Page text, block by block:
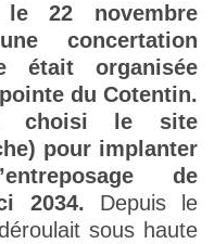
le 22 novembre
concertation
était organisée
du Cotentin.
choisi le site
pour implanter
de
2034. Depuis le
sous haute